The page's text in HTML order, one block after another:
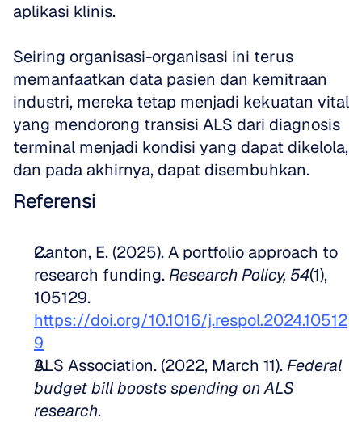
aplikasi klinis.
Seiring organisasi-organisasi ini terus
memanfaatkan data pasien dan kemitraan
industri, mereka tetap menjadi kekuatan vital
yang mendorong transisi ALS dari diagnosis
terminal menjadi kondisi yang dapat dikelola,
dan pada akhirnya, dapat disembuhkan.
Referensi
Canton, E. (2025). A portfolio approach to
research funding. Research Policy, 54(1),
https://doi.org/10.1016/j.respol.2024.10512
9
ALS Association. (2022, March 11). Federal
budget bill boosts spending on ALS
research